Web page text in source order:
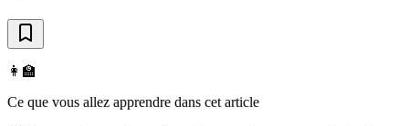
👩‍🏫
Ce que vous allez apprendre dans cet article